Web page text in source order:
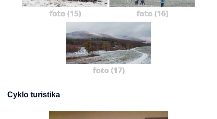
foto (15) foto (16)
foto (17)
Cyklo turistika